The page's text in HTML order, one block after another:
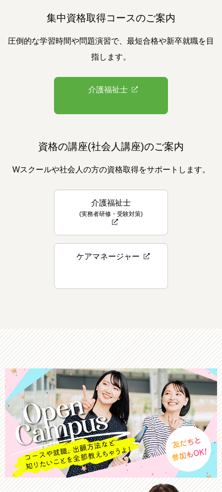
集中資格取得コースのご案内
圧倒的な学習時間や問題演習で、最短合格や新卒就職を目
指します。
介護福祉士
資格の講座(社会人講座)のご案内
Wスクールや社会人の方の資格取得をサポートします。
介護福祉士
(実務者研修・受験対策)
ケアマネージャー